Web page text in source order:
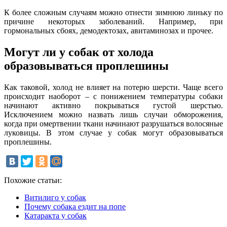
К более сложным случаям можно отнести зимнюю линьку по
причине некоторых заболеваний. Например, при
гормональных сбоях, демодектозах, авитаминозах и прочее.
Могут ли у собак от холода
образовываться проплешины
Как таковой, холод не влияет на потерю шерсти. Чаще всего
происходит наоборот – с понижением температуры собаки
начинают активно покрываться густой шерстью.
Исключением можно назвать лишь случаи обморожения,
когда при омертвении ткани начинают разрушаться волосяные
луковицы. В этом случае у собак могут образовываться
проплешины.
Похожие статьи:
Витилиго у собак
Почему собака ездит на попе
Катаракта у собак